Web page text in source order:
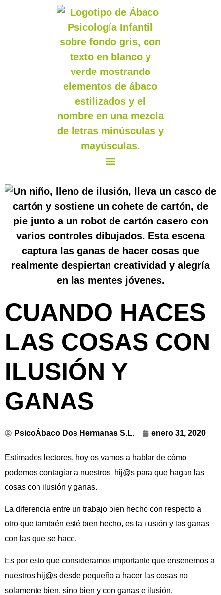
CUANDO HACES
LAS COSAS CON
ILUSIÓN Y
GANAS
PsicoÁbaco Dos Hermanas S.L. enero 31, 2020
Estimados lectores, hoy os vamos a hablar de cómo
podemos contagiar a nuestros hij@s para que hagan las
cosas con ilusión y ganas.
La diferencia entre un trabajo bien hecho con respecto a
otro que también esté bien hecho, es la ilusión y las ganas
con las que se hace.
Es por esto que consideramos importante que enseñemos a
nuestros hij@s desde pequeño a hacer las cosas no
solamente bien, sino bien y con ganas e ilusión.